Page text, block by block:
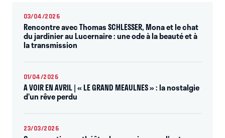
03/04/2026
Rencontre avec Thomas SCHLESSER, Mona et le chat
du jardinier au Lucernaire : une ode à la beauté et à
la transmission
01/04/2026
A VOIR EN AVRIL | « LE GRAND MEAULNES » : la nostalgie
d’un rêve perdu
23/03/2026